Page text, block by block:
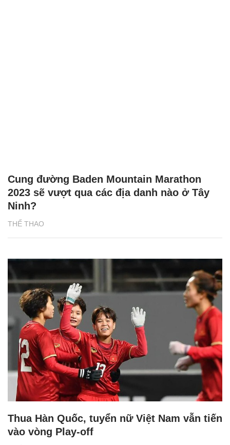
THỂ THAO
Cung đường Baden Mountain Marathon
2023 sẽ vượt qua các địa danh nào ở Tây
Ninh?
Thua Hàn Quốc, tuyển nữ Việt Nam vẫn tiến
vào vòng Play-off